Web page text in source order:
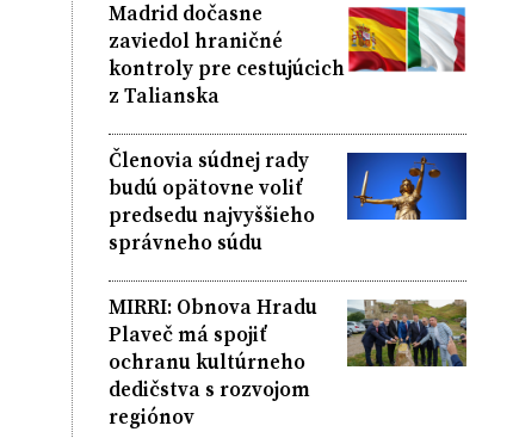
Madrid dočasne
zaviedol hraničné
kontroly pre cestujúcich
z Talianska
Členovia súdnej rady
budú opätovne voliť
predsedu najvyššieho
správneho súdu
MIRRI: Obnova Hradu
Plaveč má spojiť
ochranu kultúrneho
dedičstva s rozvojom
regiónov